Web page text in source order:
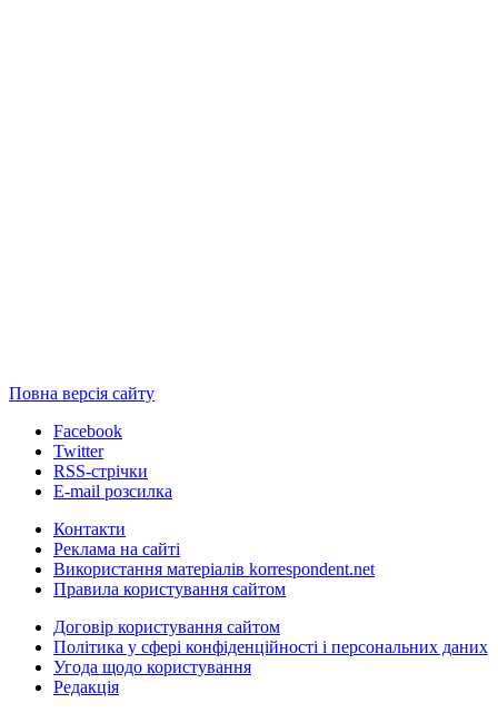
Повна версія сайту
Facebook
Twitter
RSS-стрічки
E-mail розсилка
Контакти
Реклама на сайті
Використання матеріалів korrespondent.net
Правила користування сайтом
Договір користування сайтом
Політика у сфері конфіденційності і персональних даних
Угода щодо користування
Редакція